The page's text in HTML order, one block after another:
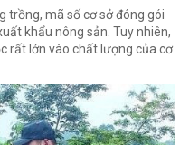
trồng, mã số cơ sở đóng gói
khẩu nông sản. Tuy nhiên,
rất lớn vào chất lượng của cơ